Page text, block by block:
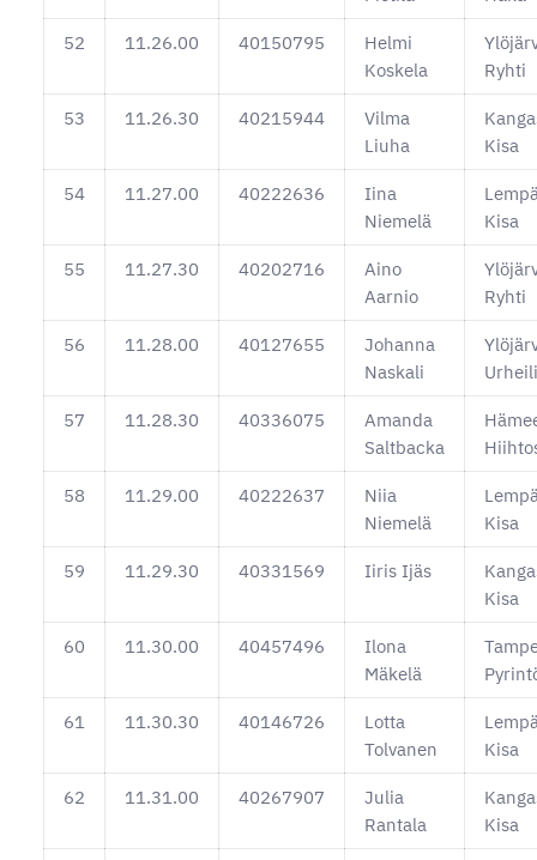
52 11.26.00 40150795
Helmi
Koskela
Ryhti
53 11.26.30 40215944
Vilma
Liuha
Kisa
54 11.27.00 40222636
Iina
Niemelä
Kisa
55 11.27.30 40202716
Aino
Aarnio
Ryhti
56 11.28.00 40127655
Johanna
Naskali
57 11.28.30 40336075
Amanda
Saltbacka
58 11.29.00 40222637
Niia
Niemelä
Kisa
59 11.29.30 40331569 Iiris Ijäs
Kisa
60 11.30.00 40457496
Ilona
Mäkelä
61 11.30.30 40146726
Lotta
Tolvanen
Kisa
62 11.31.00 40267907
Julia
Rantala
Kisa